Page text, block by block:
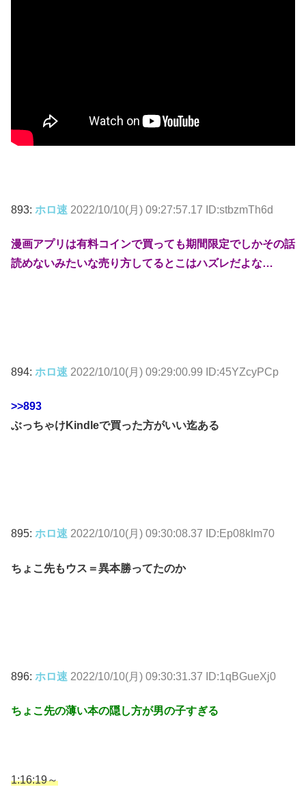
893: ホロ速 2022/10/10(月) 09:27:57.17 ID:stbzmTh6d
漫画アプリは有料コインで買っても期間限定でしかその話
読めないみたいな売り方してるとこはハズレだよな…
894: ホロ速 2022/10/10(月) 09:29:00.99 ID:45YZcyPCp
>>893
ぶっちゃけKindleで買った方がいい迄ある
895: ホロ速 2022/10/10(月) 09:30:08.37 ID:Ep08klm70
ちょこ先もウス＝異本勝ってたのか
896: ホロ速 2022/10/10(月) 09:30:31.37 ID:1qBGueXj0
ちょこ先の薄い本の隠し方が男の子すぎる
1:16:19～